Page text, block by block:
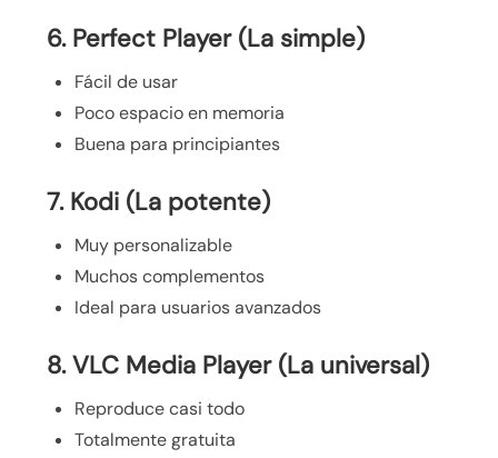
6. Perfect Player (La simple)
Fácil de usar
Poco espacio en memoria
Buena para principiantes
7. Kodi (La potente)
Muy personalizable
Muchos complementos
Ideal para usuarios avanzados
8. VLC Media Player (La universal)
Reproduce casi todo
Totalmente gratuita